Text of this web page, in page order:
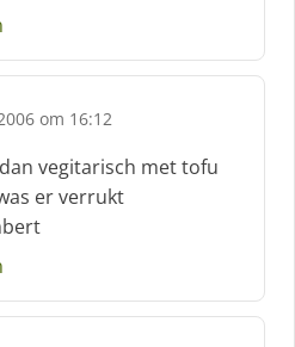
om 16:12
vegitarisch met tofu
er verrukt